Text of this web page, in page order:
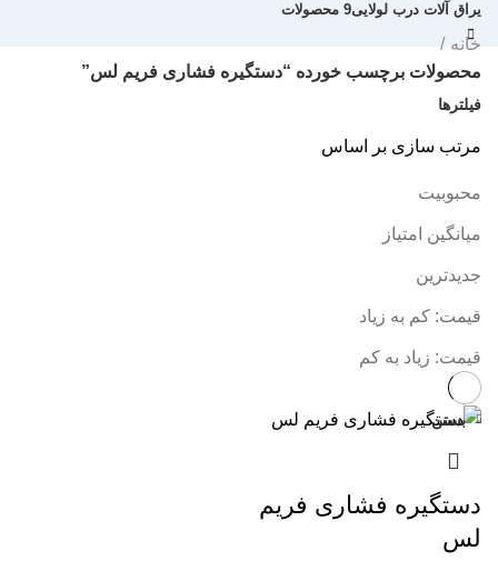
یراق آلات درب لولایی9 محصولات
خانه
محصولات برچسب خورده “دستگیره فشاری فریم لس”
فیلترها
مرتب سازی بر اساس
محبوبیت
میانگین امتیاز
جدیدترین
قیمت: کم به زیاد
قیمت: زیاد به کم
بستن
دستگیره فشاری فریم
لس